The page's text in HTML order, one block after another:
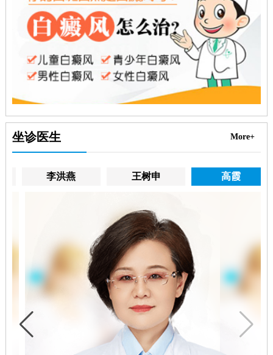
坐诊医生 More+
李洪燕 王树申 高霞